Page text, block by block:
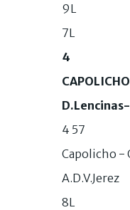
9L
7L
4
4 57
Capolicho -
A.D.V.Jerez
8L